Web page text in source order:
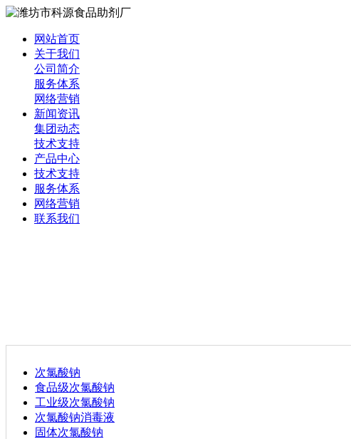
网站首页
关于我们
公司简介
服务体系
网络营销
新闻资讯
集团动态
技术支持
产品中心
技术支持
服务体系
网络营销
联系我们
次氯酸钠
食品级次氯酸钠
工业级次氯酸钠
次氯酸钠消毒液
固体次氯酸钠